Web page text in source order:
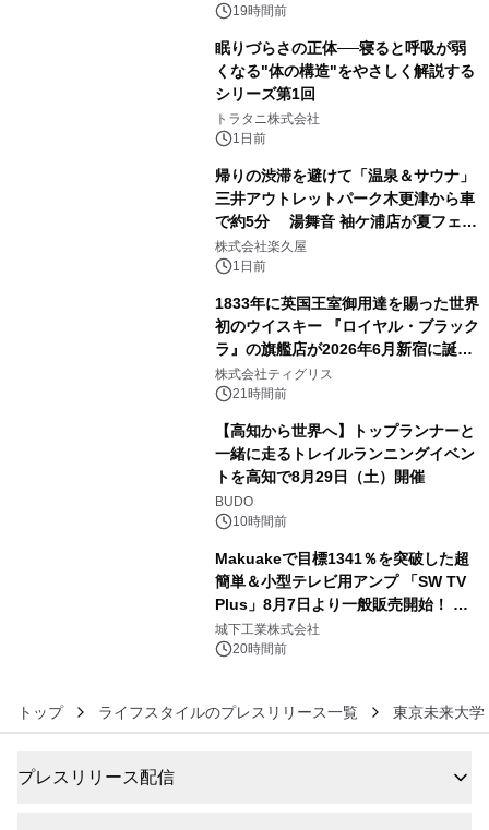
ボグッズも発売決定！
19時間前
眠りづらさの正体──寝ると呼吸が弱
くなる"体の構造"をやさしく解説する
シリーズ第1回
トラタニ株式会社
1日前
帰りの渋滞を避けて「温泉＆サウナ」
三井アウトレットパーク木更津から車
で約5分 湯舞音 袖ケ浦店が夏フェア
メニューを提供
株式会社楽久屋
1日前
1833年に英国王室御用達を賜った世界
初のウイスキー 『ロイヤル・ブラック
ラ』の旗艦店が2026年6月新宿に誕
生 バカルディ ジャパンと連携した
没入型バー「BAR Arca」
株式会社ティグリス
21時間前
【高知から世界へ】トップランナーと
一緒に走るトレイルランニングイベン
トを高知で8月29日（土）開催
BUDO
10時間前
Makuakeで目標1341％を突破した超
簡単＆小型テレビ用アンプ 「SW TV
Plus」8月7日より一般販売開始！ ケ
ーブル1本つなぐだけ、テレビの音が
ぐっと豊かに
城下工業株式会社
20時間前
トップ ライフスタイルのプレスリリース一覧 東京未来大学
プレスリリース配信